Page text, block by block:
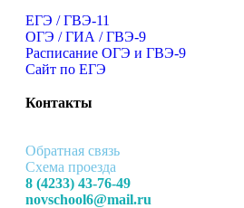
ЕГЭ / ГВЭ-11
ОГЭ / ГИА / ГВЭ-9
Расписание ОГЭ и ГВЭ-9
Сайт по ЕГЭ
Контакты
Обратная связь
Схема проезда
8 (4233) 43-76-49
novschool6@mail.ru